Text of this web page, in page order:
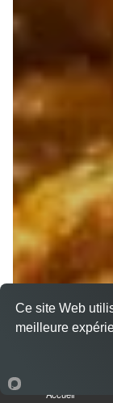
Accueil
Ce site Web
meilleure